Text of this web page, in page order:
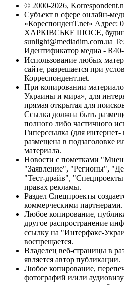
© 2000-2026,
Субъект в сфере онлайн-
«КореспонденТ.net» Адрес:
ХАРКІВСЬКЕ ШОСЕ,
sunlight@mediadim.com.ua
Идентификатор медиа -
Использование любых
сайте, разрешается при
Корреспондент.net.
При копировании
Украины и мира», для
прямая открытая для
Ссылка должна быть
полного либо частичного
Гиперссылка (для
размещена в подзаголовке
материала.
Новости с пометками
"Заявление", "Регионы",
"Тест-драйв",
правах рекламы.
Раздел Спецпроекты
коммерческими партнерами.
Любое копирование,
другое распространение
ссылку на "Интерфакс-
воспрещается.
Владелец веб-страницы в
является автор публикации.
Любое копирование,
фотографий и/или